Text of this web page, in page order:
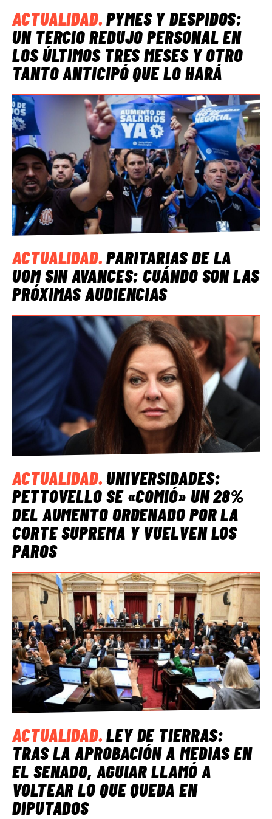
ACTUALIDAD.PYMES Y DESPIDOS:
UN TERCIO REDUJO PERSONAL EN
LOS ÚLTIMOS TRES MESES Y OTRO
TANTO ANTICIPÓ QUE LO HARÁ
ACTUALIDAD.PARITARIAS DE LA
UOM SIN AVANCES: CUÁNDO SON LAS
PRÓXIMAS AUDIENCIAS
ACTUALIDAD.UNIVERSIDADES:
PETTOVELLO SE «COMIÓ» UN 28%
DEL AUMENTO ORDENADO POR LA
CORTE SUPREMA Y VUELVEN LOS
PAROS
ACTUALIDAD.LEY DE TIERRAS:
TRAS LA APROBACIÓN A MEDIAS EN
EL SENADO, AGUIAR LLAMÓ A
VOLTEAR LO QUE QUEDA EN
DIPUTADOS